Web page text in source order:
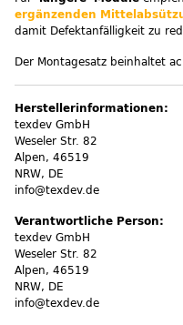
ergänzenden
damit Defektanfälligkeit zu
Der Montagesatz beinhaltet
Herstellerinformationen:
texdev GmbH
Weseler Str. 82
Alpen, 46519
NRW, DE
info@texdev.de
Verantwortliche Person:
texdev GmbH
Weseler Str. 82
Alpen, 46519
NRW, DE
info@texdev.de